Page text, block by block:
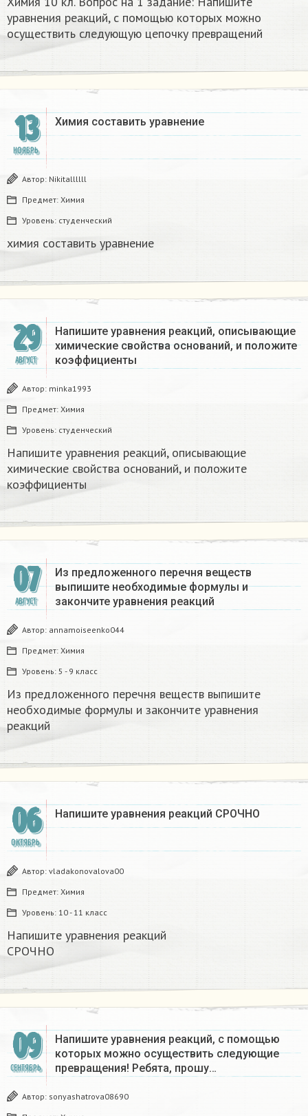
уравнения реакций, с помощью которых можно
осуществить следующую цепочку превращений
13
НОЯБРЬ
Химия составить уравнение​
Автор: Nikitallllll
Предмет: Химия
Уровень: студенческий
химия составить уравнение​
29
АВГУСТ
Напишите уравнения реакций, описывающие
химические свойства оснований, и положите
коэффициенты​
Автор: minka1993
Предмет: Химия
Уровень: студенческий
Напишите уравнения реакций, описывающие
химические свойства оснований, и положите
коэффициенты​
07
АВГУСТ
Из предложенного перечня веществ
выпишите необходимые формулы и
закончите уравнения реакций ​
Автор: annamoiseenko044
Предмет: Химия
Уровень: 5 - 9 класс
Из предложенного перечня веществ выпишите
необходимые формулы и закончите уравнения
реакций ​
06
ОКТЯБРЬ
Напишите уравнения реакций СРОЧНО ​
Автор: vladakonovalova00
Предмет: Химия
Уровень: 10 - 11 класс
Напишите уравнения реакций
СРОЧНО ​
09
СЕНТЯБРЬ
Напишите уравнения реакций, с помощью
которых можно осуществить следующие
превращения! Ребята, прошу…
Автор: sonyashatrova08690